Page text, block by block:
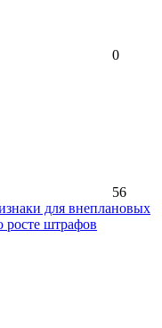
0
56
для внеплановых
росте штрафов